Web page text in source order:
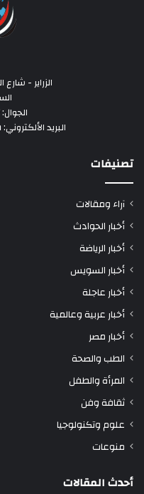
الزراير -
الجوال: 01007147647
البريد الألكتروني: admin@suezbalady.com
تصنيفات
آراء ومقالات
أخبار الحوادث
أخبار الرياضة
أخبار السويس
أخبار عاجلة
أخبار عربية وعالمية
أخبار مصر
الطب والصحة
المرأة والطفل
ثقافة وفن
علوم وتكنولوجيا
منوعات
أحدث المقالات